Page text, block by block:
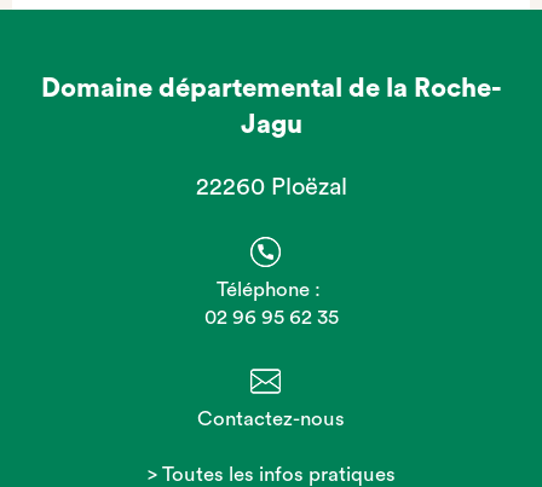
Domaine départemental de la Roche-
Jagu
22260 Ploëzal
Téléphone :
02 96 95 62 35
Contactez-nous
> Toutes les infos pratiques